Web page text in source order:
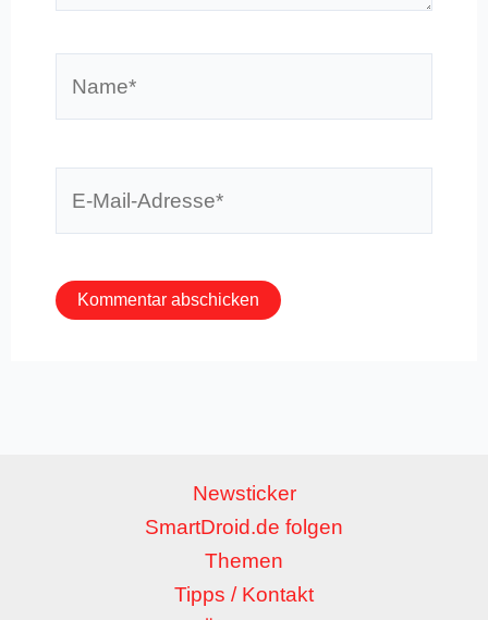
Newsticker
SmartDroid.de folgen
Themen
Tipps / Kontakt